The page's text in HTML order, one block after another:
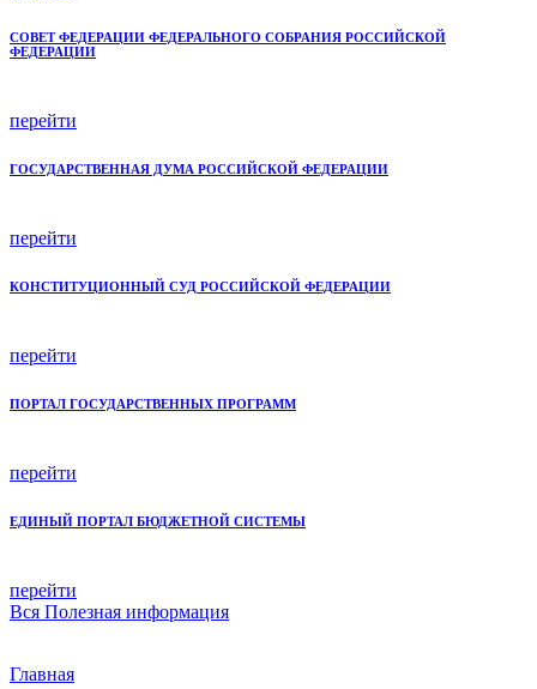
СОВЕТ ФЕДЕРАЦИИ ФЕДЕРАЛЬНОГО СОБРАНИЯ РОССИЙСКОЙ
ФЕДЕРАЦИИ
перейти
ГОСУДАРСТВЕННАЯ ДУМА РОССИЙСКОЙ ФЕДЕРАЦИИ
перейти
КОНСТИТУЦИОННЫЙ СУД РОССИЙСКОЙ ФЕДЕРАЦИИ
перейти
ПОРТАЛ ГОСУДАРСТВЕННЫХ ПРОГРАММ
перейти
ЕДИНЫЙ ПОРТАЛ БЮДЖЕТНОЙ СИСТЕМЫ
перейти
Вся Полезная информация
Главная